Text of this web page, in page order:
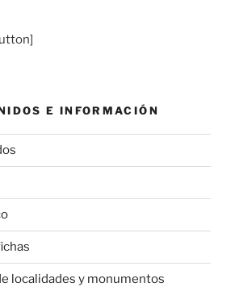
E INFORMACIÓN
localidades y monumentos